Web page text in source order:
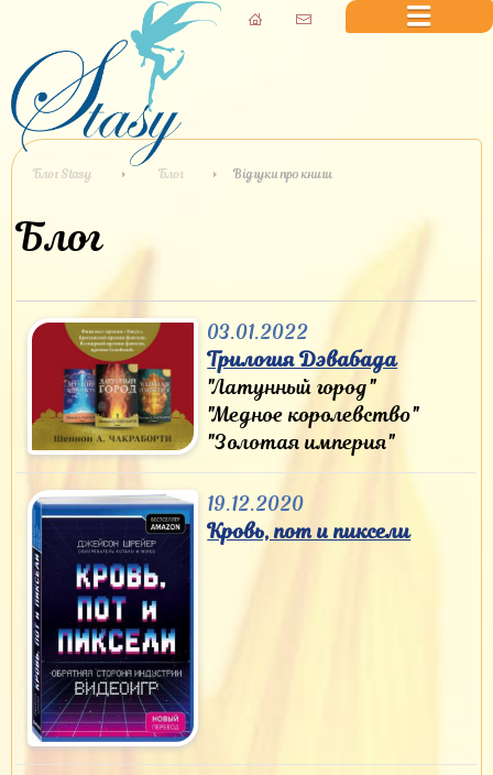
Блог Stasy Блог Відгуки про книги
Блог
03.01.2022
Трилогия Дэвабада
"Латунный город"
"Медное королевство"
"Золотая империя"
19.12.2020
Кровь, пот и пиксели